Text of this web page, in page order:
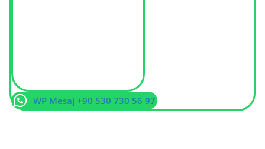
WP Mesaj +90 530 730 56 97